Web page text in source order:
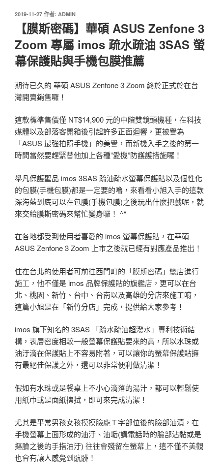
發
2019-11-27 作者: ADMIN
【膜斯密碼】華碩 ASUS Zenfone 3
Zoom 專屬 imos 疏水疏油 3SAS 螢
幕保護貼與手機包膜推薦
期待已久的 華碩 ASUS Zenfone 3 Zoom 終於正式於在台
灣開賣銷售囉！
這款標準售價僅 NT$14,900 元的中階雙鏡頭機種，在科技
媒體以及部落客開箱後引起許多正面迴響，更被譽為
「ASUS 最強拍照手機」的美譽，而新機入手之後的第一
時間當然要趕緊替他加上各種”愛機”防護護措施囉！
舉凡保護聖品 imos 3SAS 疏油疏水螢幕保護貼以及個性化
的包膜(手機包膜)都是一定要的嚕，來看看小旭入手的這款
深海藍到底可以在包膜(手機包膜)之後玩出什麼把戲呢，就
來交給膜斯密碼來幫忙變身囉！ ^^
在各地都受到使用者喜愛的 imos 螢幕保護貼，在華碩
ASUS Zenfone 3 Zoom 上市之後就已經有對應產品推出！
住在台北的使用者可前往西門町的「膜斯密碼」總店進行
施工，他不僅是 imos 品牌保護貼的旗艦店，更可以在台
北、桃園、新竹、台中、台南以及高雄的分店來施工唷，
這篇小旭是在「新竹分店」完成，提供給大家參考！
imos 旗下知名的 3SAS 「疏水疏油超潑水」專利技術結
構，表層密度相較一般螢幕保護貼要來的高，所以水珠或
油汙滴在保護貼上不容易附著，可以讓你的螢幕保護貼擁
有最絕佳保護之外，還可以非常便利做清潔！
假如有水珠或是餐桌上不小心滴落的湯汁，都可以輕鬆使
用紙巾或是面紙擦拭，即可來完成清潔！
尤其是平常男孩女孩摸摸臉龐Ｔ字部位後的臉部油漬，在
手機螢幕上面形成的油汙、油垢(講電話時的臉部沾黏或是
摳臉之後的手指油汙) 往往會殘留在螢幕上，這不僅不美觀
也會有讓人感覺到骯髒！